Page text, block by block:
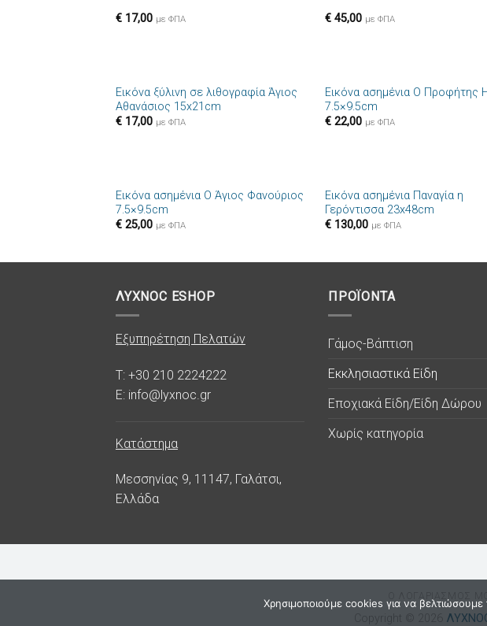
€17,00 με ΦΠΑ € 45,00 με ΦΠΑ
Πρόσθήκη
Εικόνα ξύλινη σε λιθογραφία Άγιος
Αθανάσιος 15x21cm
€17,00 με ΦΠΑ
Εικόνα ασημένια Ο Προφήτης
7.5×9.5cm
€ 22,00 με ΦΠΑ
Πρόσθήκη
Εικόνα ασημένια Ο Άγιος Φανούριος
7.5×9.5cm
€25,00 με ΦΠΑ
Εικόνα ασημένια Παναγία η
Γερόντισσα 23x48cm
€ 130,00 με ΦΠΑ
ΛΥΧΝΟC ESHOP
Εξυπηρέτηση Πελατών
T: +30 210 2224222
E: info@lyxnoc.gr
Κατάστημα
Μεσσηνίας 9, 11147, Γαλάτσι,
Ελλάδα
ΠΡΟΪΟΝΤΑ
Γάμος-Βάπτιση
Εκκλησιαστικά Είδη
Εποχιακά Είδη/Είδη Δώρου
Χωρίς κατηγορία
Copyright © 2026
Χρησιμοποιούμε cookies για να βελτιώσουμε